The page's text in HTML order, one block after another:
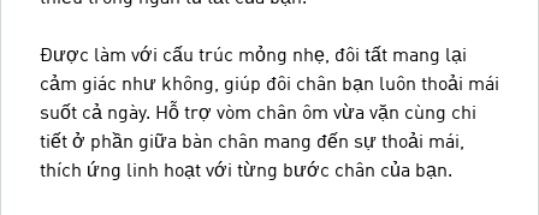
Được làm với cấu trúc mỏng nhẹ, đôi tất mang lại
cảm giác như không, giúp đôi chân bạn luôn thoải mái
suốt cả ngày. Hỗ trợ vòm chân ôm vừa vặn cùng chi
tiết ở phần giữa bàn chân mang đến sự thoải mái,
thích ứng linh hoạt với từng bước chân của bạn.